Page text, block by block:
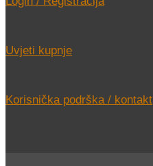
Uvjeti kupnje
Korisnička podrška / kontakt